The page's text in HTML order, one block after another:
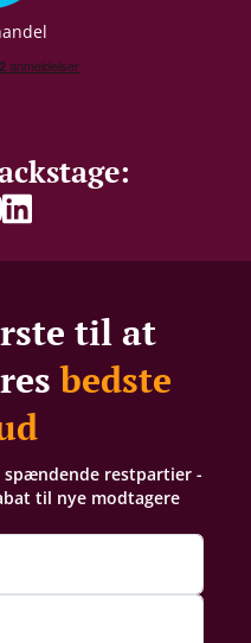
til at
bedste
spændende restpartier -
til nye modtagere